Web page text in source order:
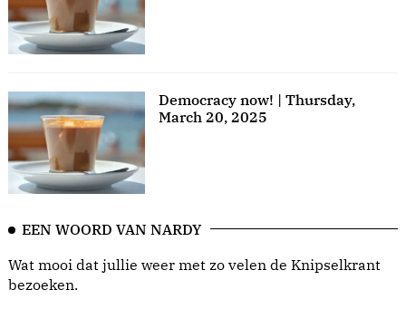
Democracy now! | Thursday,
March 20, 2025
EEN WOORD VAN NARDY
Wat mooi dat jullie weer met zo velen de Knipselkrant
bezoeken.